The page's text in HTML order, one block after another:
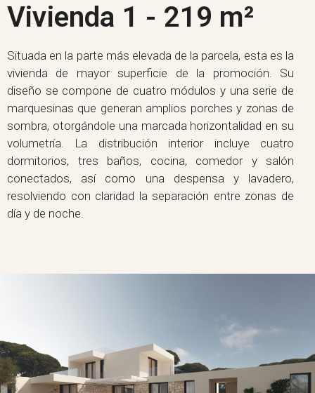
Vivienda 1 - 219 m²
Situada en la parte más elevada de la parcela, esta es la
vivienda de mayor superficie de la promoción. Su
diseño se compone de cuatro módulos y una serie de
marquesinas que generan amplios porches y zonas de
sombra, otorgándole una marcada horizontalidad en su
volumetría. La distribución interior incluye cuatro
dormitorios, tres baños, cocina, comedor y salón
conectados, así como una despensa y lavadero,
resolviendo con claridad la separación entre zonas de
día y de noche.